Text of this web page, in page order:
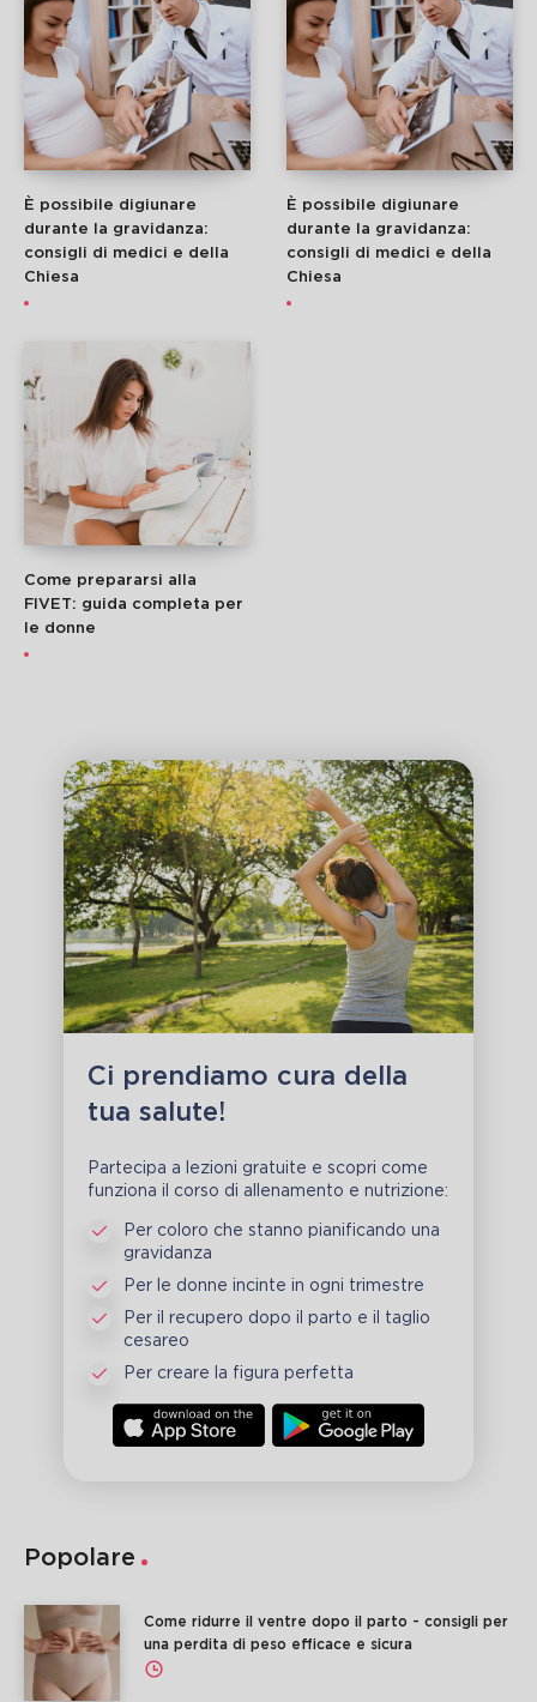
È possibile digiunare
durante la gravidanza:
consigli di medici e della
Chiesa
È possibile digiunare
durante la gravidanza:
consigli di medici e della
Chiesa
Come prepararsi alla
FIVET: guida completa per
le donne
Ci prendiamo cura della
tua salute!
Partecipa a lezioni gratuite e scopri come
funziona il corso di allenamento e nutrizione:
Per coloro che stanno pianificando una
gravidanza
Per le donne incinte in ogni trimestre
Per il recupero dopo il parto e il taglio
cesareo
Per creare la figura perfetta
Popolare
Come ridurre il ventre dopo il parto - consigli per
una perdita di peso efficace e sicura